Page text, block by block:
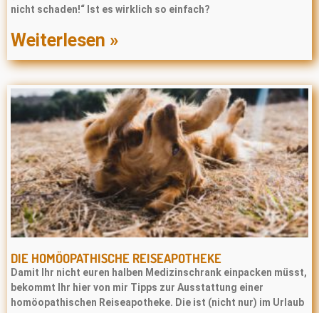
nicht schaden!“ Ist es wirklich so einfach?
Weiterlesen »
DIE HOMÖOPATHISCHE REISEAPOTHEKE
Damit Ihr nicht euren halben Medizinschrank einpacken müsst,
bekommt Ihr hier von mir Tipps zur Ausstattung einer
homöopathischen Reiseapotheke. Die ist (nicht nur) im Urlaub